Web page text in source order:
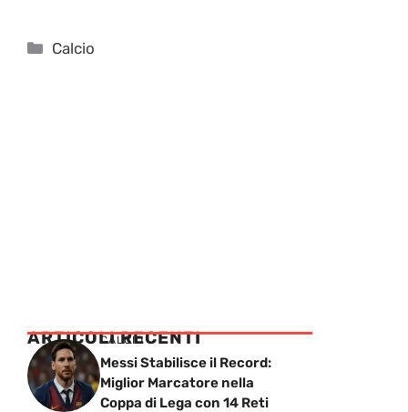
Categorie
Calcio
ARTICOLI RECENTI
CALCIO
Messi Stabilisce il Record:
Miglior Marcatore nella
Coppa di Lega con 14 Reti